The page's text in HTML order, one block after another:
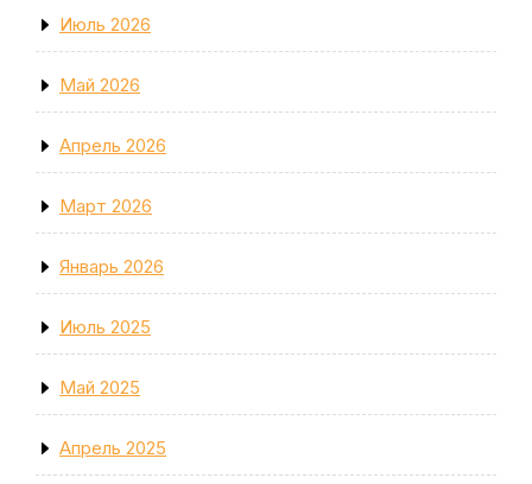
Июль 2026
Май 2026
Апрель 2026
Март 2026
Январь 2026
Июль 2025
Май 2025
Апрель 2025